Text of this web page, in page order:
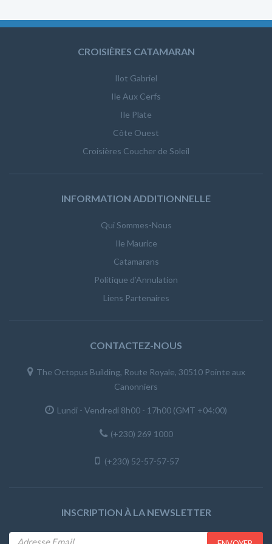
CROISIÈRES CATAMARAN
Ilot Gabriel
Ile Aux Cerfs
Ile Plate
Côte Ouest
Croisières Coucher de Soleil
INFORMATION ADDITIONNELLE
Qui Sommes-Nous
Ile Maurice
Catamarans
Politique d’Annulation
Liens Partenaires
CONTACTEZ-NOUS
The Octopus Building, Route Royale, 30510 Pointe aux
Canonniers
Lundi - Vendredi 8h00 - 17h00 (GMT +04:00)
(+230) 269 1000
(+230) 52-57-57-57
INSCRIPTION À LA NEWSLETTER